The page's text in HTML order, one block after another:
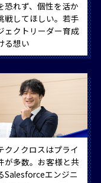
恐れず、個性を活か
戦してほしい。若手
ェクトリーダー育成
る想い
クノクロスはプライ
が多数。お客様と共
Salesforceエンジニ